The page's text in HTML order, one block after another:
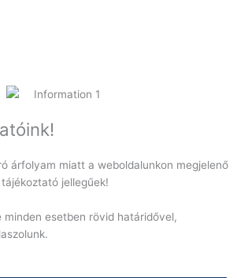
árfolyam miatt a weboldalunkon megjelenő
jellegűek!
minden esetben rövid határidővel,